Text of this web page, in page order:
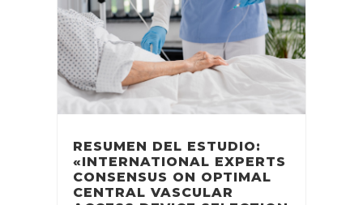
RESUMEN DEL ESTUDIO: